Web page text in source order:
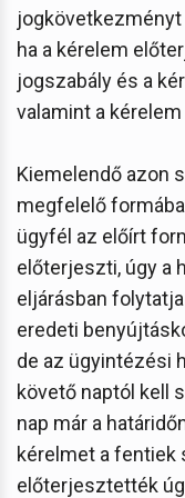
ha a kérelem
jogszabály és a
valamint a
Kiemelendő azon
megfelelő
ügyfél az előírt
előterjeszti, úgy a
eljárásban
eredeti
de az ügyintézési
követő naptól kell
nap már a
kérelmet a fentiek
előterjesztették